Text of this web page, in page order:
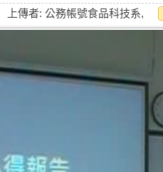
上傳者: 公務帳號食品科技系,